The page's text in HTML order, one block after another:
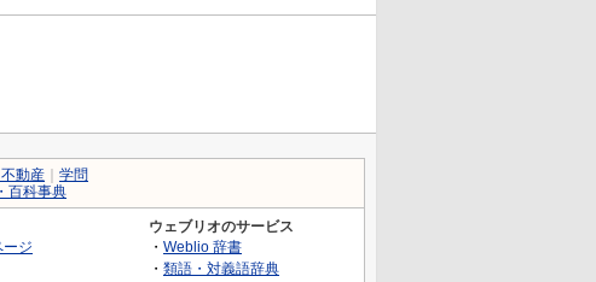
動産
学問
百科事典
ージ
ウェブリオのサービス
・ Weblio 辞書
・ 類語・対義語辞典